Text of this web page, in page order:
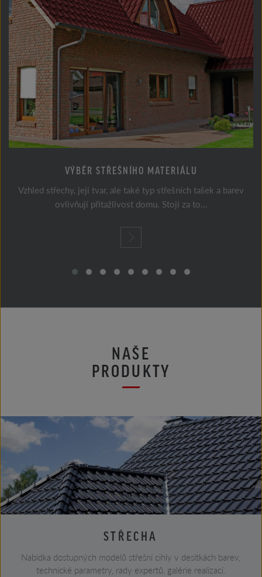
VÝBĚR STŘEŠNÍHO MATERIÁLU
Vzhled střechy, její tvar, ale také typ střešních tašek a barev
ovlivňují přitažlivost domu. Stojí za to...
NAŠE
PRODUKTY
STŘECHA
Nabídka dostupných modelů střešní cihly v desítkách barev,
technické parametry, rady expertů, galérie realizací.